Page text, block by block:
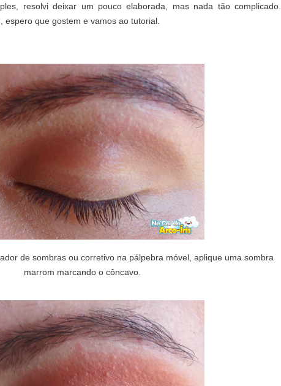
resolvi deixar um pouco elaborada, mas nada tão complicado.
espero que gostem e vamos ao tutorial.
de sombras ou corretivo na pálpebra móvel, aplique uma sombra
marrom marcando o côncavo.